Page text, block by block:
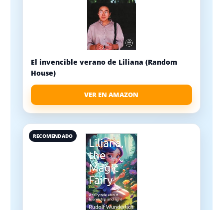
El invencible verano de Liliana (Random
House)
VER EN AMAZON
RECOMENDADO